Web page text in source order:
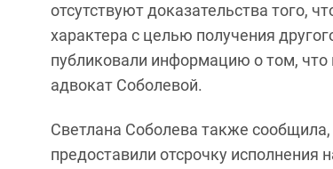
отсутствуют доказательства того,
характера с целью получения
публиковали информацию о том, что
адвокат Соболевой.
Светлана Соболева также сообщила,
предоставили отсрочку исполнения